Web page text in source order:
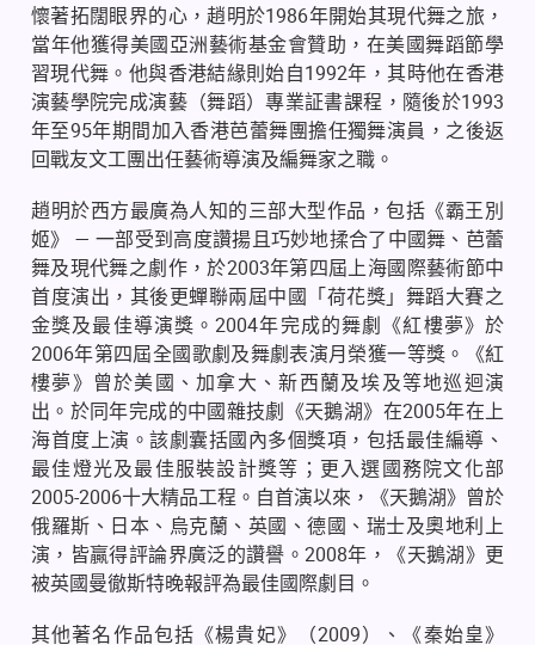
懷著拓闊眼界的心，趙明於1986年開始其現代舞之旅，
當年他獲得美國亞洲藝術基金會贊助，在美國舞蹈節學
習現代舞。他與香港結緣則始自1992年，其時他在香港
演藝學院完成演藝（舞蹈）專業証書課程，隨後於1993
年至95年期間加入香港芭蕾舞團擔任獨舞演員，之後返
回戰友文工團出任藝術導演及編舞家之職。
趙明於西方最廣為人知的三部大型作品，包括《霸王別
姬》 —一部受到高度讚揚且巧妙地揉合了中國舞、芭蕾
舞及現代舞之劇作，於2003年第四屆上海國際藝術節中
首度演出，其後更蟬聯兩屆中國「荷花獎」舞蹈大賽之
金獎及最佳導演獎。2004年完成的舞劇《紅樓夢》於
2006年第四屆全國歌劇及舞劇表演月榮獲一等獎。《紅
樓夢》曾於美國、加拿大、新西蘭及埃及等地巡迴演
出。於同年完成的中國雜技劇《天鵝湖》在2005年在上
海首度上演。該劇囊括國內多個獎項，包括最佳編導、
最佳燈光及最佳服裝設計獎等；更入選國務院文化部
2005-2006十大精品工程。自首演以來，《天鵝湖》曾於
俄羅斯、日本、烏克蘭、英國、德國、瑞士及奧地利上
演，皆贏得評論界廣泛的讚譽。2008年，《天鵝湖》更
被英國曼徹斯特晚報評為最佳國際劇目。
其他著名作品包括《楊貴妃》（2009）、《秦始皇》